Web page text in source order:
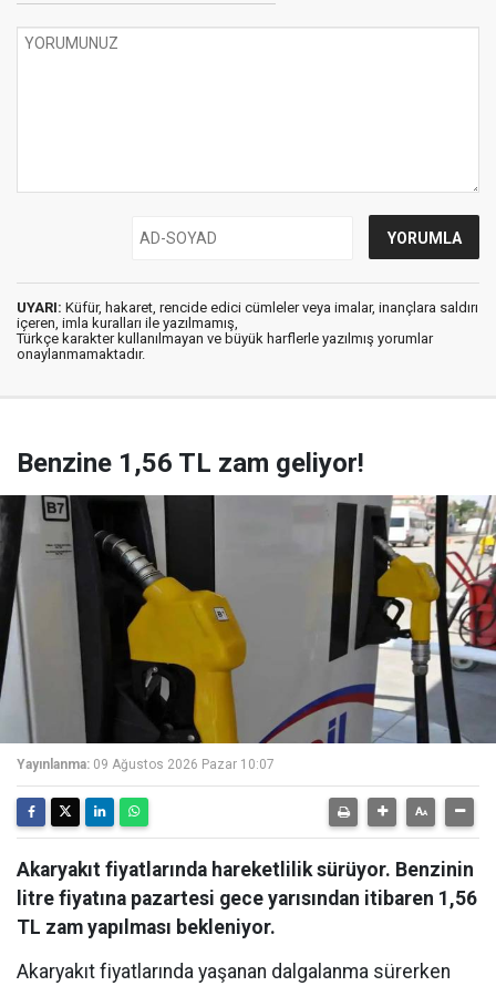
UYARI: Küfür, hakaret, rencide edici cümleler veya imalar, inançlara saldırı
içeren, imla kuralları ile yazılmamış,
Türkçe karakter kullanılmayan ve büyük harflerle yazılmış yorumlar
onaylanmamaktadır.
Benzine 1,56 TL zam geliyor!
Yayınlanma: 09 Ağustos 2026 Pazar 10:07
Akaryakıt fiyatlarında hareketlilik sürüyor. Benzinin
litre fiyatına pazartesi gece yarısından itibaren 1,56
TL zam yapılması bekleniyor.
Akaryakıt fiyatlarında yaşanan dalgalanma sürerken